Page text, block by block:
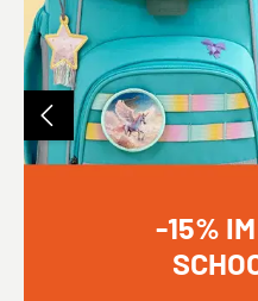
-15%